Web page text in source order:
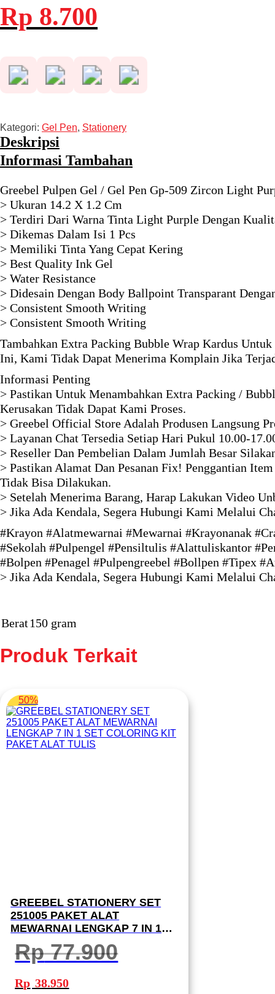
Harga
aslinya
adalah:
Rp 8.700ini
Kategori: Gel Pen, Stationery
Deskripsi
Informasi Tambahan
Greebel Pulpen Gel / Gel Pen Gp-509 Zircon Light
> Ukuran 14.2 X 1.2 Cm
> Terdiri Dari Warna Tinta Light Purple Dengan
> Dikemas Dalam Isi 1 Pcs
> Memiliki Tinta Yang Cepat Kering
> Best Quality Ink Gel
> Water Resistance
> Didesain Dengan Body Ballpoint Transparant
> Consistent Smooth Writing
> Consistent Smooth Writing
Tambahkan Extra Packing Bubble Wrap Kardus
Ini, Kami Tidak Dapat Menerima Komplain Jika
Informasi Penting
> Pastikan Untuk Menambahkan Extra Packing /
Kerusakan Tidak Dapat Kami Proses.
> Greebel Official Store Adalah Produsen Langsung
> Layanan Chat Tersedia Setiap Hari Pukul 10.00-
> Reseller Dan Pembelian Dalam Jumlah Besar
> Pastikan Alamat Dan Pesanan Fix! Penggantian
Tidak Bisa Dilakukan.
> Setelah Menerima Barang, Harap Lakukan Video
> Jika Ada Kendala, Segera Hubungi Kami Melalui
#Krayon #Alatmewarnai #Mewarnai #Krayonanak
#Sekolah #Pulpengel #Pensiltulis #Alattuliskantor
#Bolpen #Penagel #Pulpengreebel #Bollpen #Tipex
> Jika Ada Kendala, Segera Hubungi Kami Melalui
Berat150 gram
Produk Terkait
50%
GREEBEL STATIONERY SET
251005 PAKET ALAT
MEWARNAI LENGKAP 7 IN 1
SET COLORING KIT PAKET
ALAT TULIS
Rp77.900
Harga
aslinya
adalah:
Rp 38.950ini